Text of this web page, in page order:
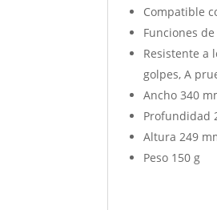
Compatible
Funciones
Resistente a
golpes, A
Ancho 340
Profundidad
Altura 249
Peso 150 g